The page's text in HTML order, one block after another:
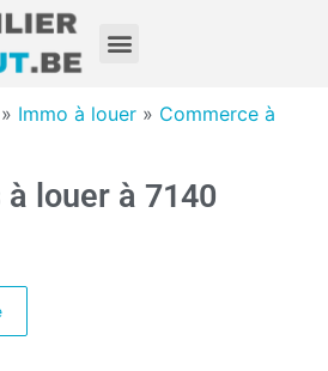
» Immo à louer » Commerce à
louer à 7140